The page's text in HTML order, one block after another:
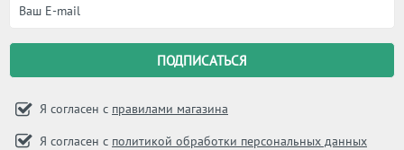
Я согласен с правилами магазина
Я согласен с политикой обработки персональных данных